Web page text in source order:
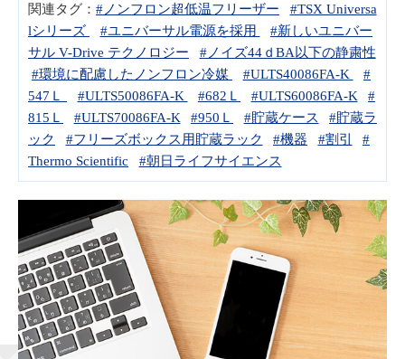
関連タグ： #ノンフロン超低温フリーザー
#TSX Universa
lシリーズ
#ユニバーサル電源を採用
#新しいユニバー
サル V-Drive テクノロジー
#ノイズ44ｄBA以下の静粛性
#環境に配慮したノンフロン冷媒
#ULTS40086FA-K
#
547Ｌ
#ULTS50086FA-K #682Ｌ #ULTS60086FA-K
#
815Ｌ
#ULTS70086FA-K #950Ｌ #貯蔵ケース
#貯蔵ラ
ック
#フリーズボックス用貯蔵ラック #機器 #割引
#
Thermo Scientific
#朝日ライフサイエンス